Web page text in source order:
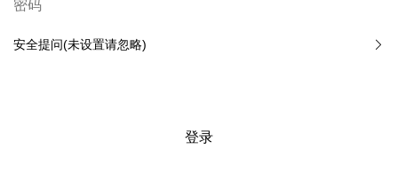
安全提问(未设置请忽略)
登录